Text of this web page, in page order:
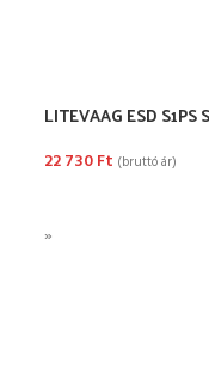
LITEVAAG ESD
22 730Ft (bruttó ár)
»